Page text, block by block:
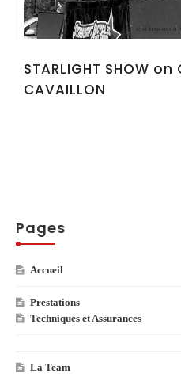
STARLIGHT SHOW on
CAVAILLON
Pages
Accueil
Prestations
Techniques et Assurances
La Team